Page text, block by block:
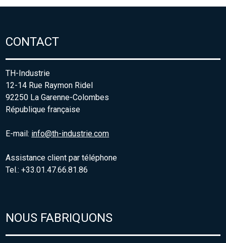
CONTACT
TH-Industrie
12-14 Rue Raymon Ridel
92250 La Garenne-Colombes
République française
E-mail: info@th-industrie.com
Assistance client par téléphone
Tel.: +33.01.47.66.81.86
NOUS FABRIQUONS